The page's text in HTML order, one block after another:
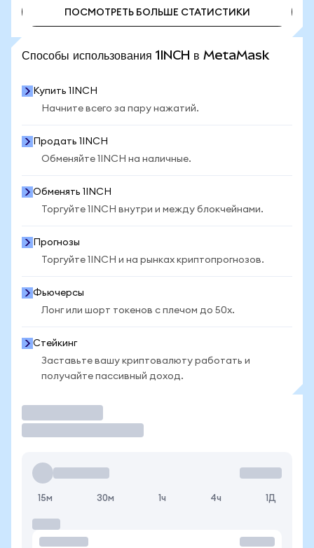
ПОСМОТРЕТЬ БОЛЬШЕ СТАТИСТИКИ
Способы использования 1INCH в MetaMask
Купить 1INCH
Начните всего за пару нажатий.
Продать 1INCH
Обменяйте 1INCH на наличные.
Обменять 1INCH
Торгуйте 1INCH внутри и между блокчейнами.
Прогнозы
Торгуйте 1INCH и на рынках криптопрогнозов.
Фьючерсы
Лонг или шорт токенов с плечом до 50x.
Стейкинг
Заставьте вашу криптовалюту работать и
получайте пассивный доход.
15м 30м 1ч 4ч 1Д